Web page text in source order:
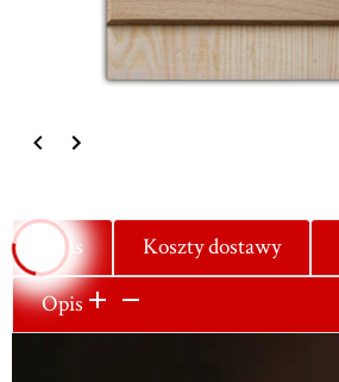
Opis Koszty dostawy
Opis